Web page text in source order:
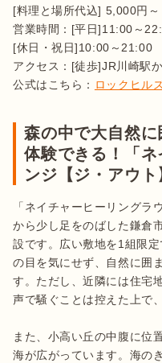
[料理と場所代込] 5,000円～
営業時間：[平日]11:00～
[休日・祝日]10:00～21:00
アクセス：[徒歩]JR川崎駅
公式はこちら： ロックヒル
森の中で大自然
体験できる！「
ンジ【ジ・アウト
「ネイチャーヒーリングラ
から少し足をのばした鎌倉
設です。広い敷地を1組限
の目を気にせず、自然に囲
す。ただし、近隣には住宅
声で騒ぐことは控えた上で
また、小高い丘の中腹に位
海が広がっています。海の